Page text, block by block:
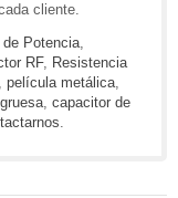
cliente.
de Potencia,
RF, Resistencia
, película metálica,
, capacitor de
.